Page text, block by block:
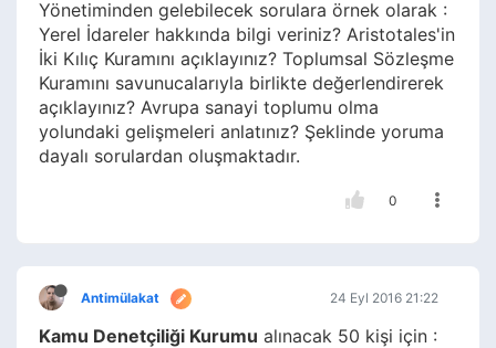
Yönetiminden gelebilecek sorulara örnek olarak :
Yerel İdareler hakkında bilgi veriniz? Aristotales'in
İki Kılıç Kuramını açıklayınız? Toplumsal Sözleşme
Kuramını savunucalarıyla birlikte değerlendirerek
açıklayınız? Avrupa sanayi toplumu olma
yolundaki gelişmeleri anlatınız? Şeklinde yoruma
dayalı sorulardan oluşmaktadır.
0
Antimülakat 24 Eyl 2016 21:22
Kamu Denetçiliği Kurumu alınacak 50 kişi için :